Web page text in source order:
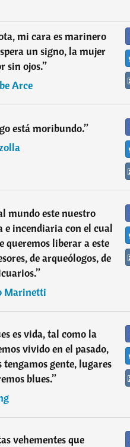
mi cara es marinero
un signo, la mujer
sin ojos.”
Arce
está moribundo.”
mundo este nuestro
incendiaria con el cual
queremos liberar a este
de arqueólogos, de
”
Marinetti
es vida, tal como la
vivido en el pasado,
gente, lugares
blues.”
vehementes que